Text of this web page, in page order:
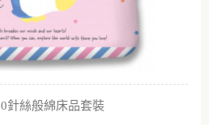
針絲般綿床品套裝